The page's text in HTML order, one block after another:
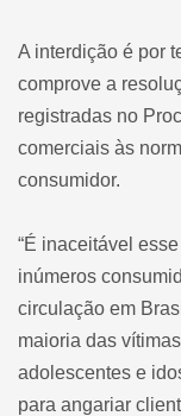
A interdição é por
comprove a
registradas no
comerciais às
consumidor.
“É inaceitável
inúmeros
circulação em
maioria das
adolescentes e
para angariar